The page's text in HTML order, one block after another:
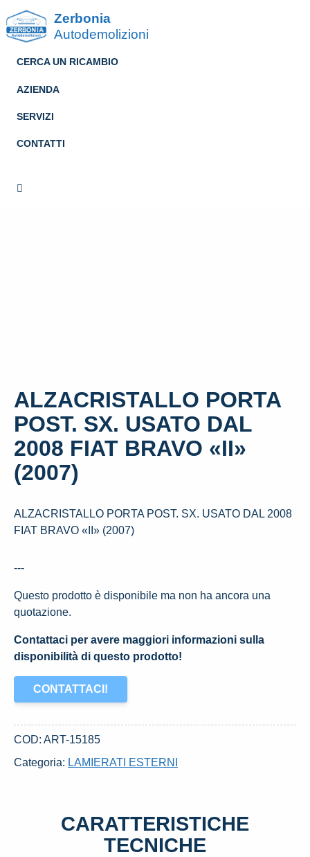
Zerbonia
Autodemolizioni
CERCA UN RICAMBIO
AZIENDA
SERVIZI
CONTATTI
ALZACRISTALLO PORTA
POST. SX. USATO DAL
2008 FIAT BRAVO «II»
(2007)
ALZACRISTALLO PORTA POST. SX. USATO DAL 2008
FIAT BRAVO «II» (2007)
---
Questo prodotto è disponibile ma non ha ancora una
quotazione.
Contattaci per avere maggiori informazioni sulla
disponibilità di questo prodotto!
CONTATTACI!
COD: ART-15185
Categoria: LAMIERATI ESTERNI
CARATTERISTICHE
TECNICHE